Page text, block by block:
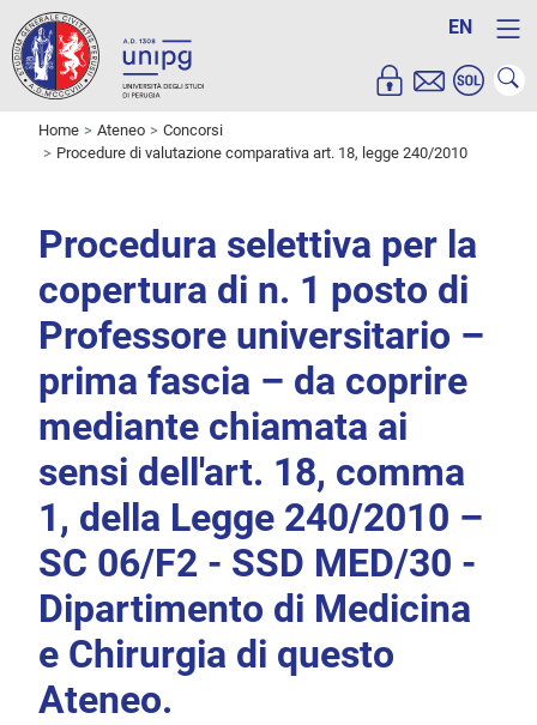
EN
Home Ateneo
Concorsi
Procedure di valutazione comparativa art. 18, legge 240/2010
Procedura selettiva per la
copertura di n. 1 posto di
Professore universitario –
prima fascia – da coprire
mediante chiamata ai
sensi dell'art. 18, comma
1, della Legge 240/2010 –
SC 06/F2 - SSD MED/30 -
Dipartimento di Medicina
e Chirurgia di questo
Ateneo.